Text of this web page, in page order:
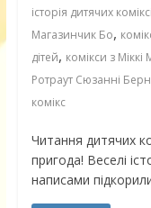
історія дитячих
Магазинчик Бо,
дітей, комікси з
Ротраут Сюзанні
комікс
Читання дитячих
пригода! Веселі
написами